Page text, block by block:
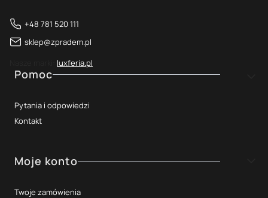
+48 781 520 111
sklep@zpradem.pl
luxferia.pl
Linki w stopce
Pomoc
Pytania i odpowiedzi
Kontakt
Moje konto
Twoje zamówienia